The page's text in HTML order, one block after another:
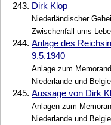
243. Dirk Klop
Niederländischer
Zwischenfall ums
244. Anlage des
9.5.1940
Anlage zum
Niederlande und
245. Aussage von Dirk
Anlagen zum
Niederlande und